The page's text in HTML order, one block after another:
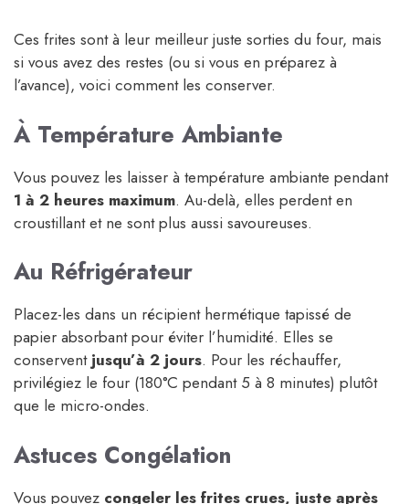
Ces frites sont à leur meilleur juste sorties du four, mais
si vous avez des restes (ou si vous en préparez à
l’avance), voici comment les conserver.
À Température Ambiante
Vous pouvez les laisser à température ambiante pendant
1 à 2 heures maximum. Au-delà, elles perdent en
croustillant et ne sont plus aussi savoureuses.
Au Réfrigérateur
Placez-les dans un récipient hermétique tapissé de
papier absorbant pour éviter l’humidité. Elles se
conservent jusqu’à 2 jours. Pour les réchauffer,
privilégiez le four (180°C pendant 5 à 8 minutes) plutôt
que le micro-ondes.
Astuces Congélation
Vous pouvez congeler les frites crues, juste après